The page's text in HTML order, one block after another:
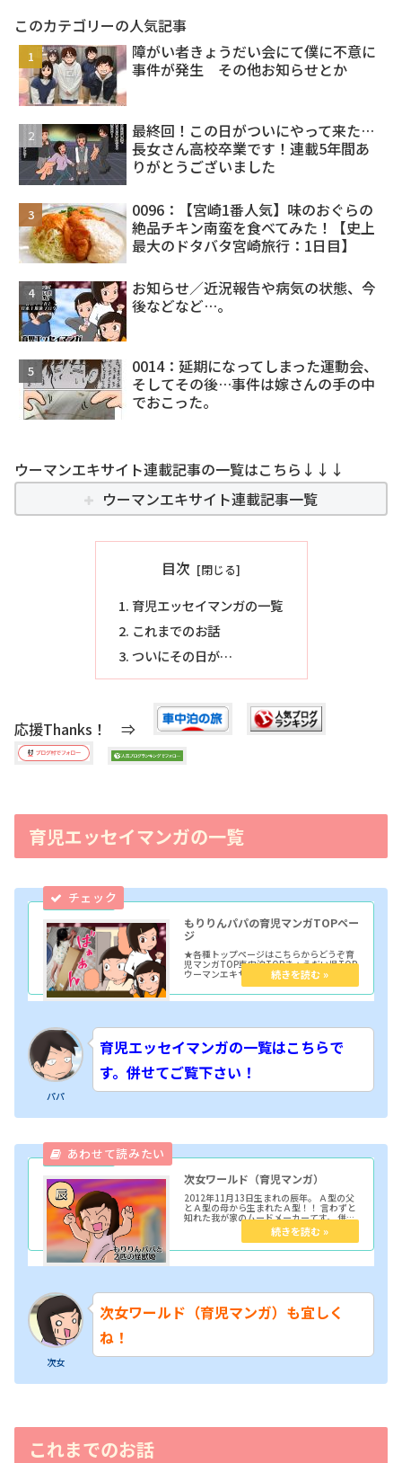
このカテゴリーの人気記事
障がい者きょうだい会にて僕に不意に
事件が発生 その他お知らせとか
最終回！この日がついにやって来た…
長女さん高校卒業です！連載5年間あ
りがとうございました
0096：【宮崎1番人気】味のおぐらの
絶品チキン南蛮を食べてみた！【史上
最大のドタバタ宮崎旅行：1日目】
お知らせ／近況報告や病気の状態、今
後などなど…。
0014：延期になってしまった運動会、
そしてその後…事件は嫁さんの手の中
でおこった。
ウーマンエキサイト連載記事の一覧はこちら↓↓↓
ウーマンエキサイト連載記事一覧
目次
育児エッセイマンガの一覧
これまでのお話
ついにその日が…
応援Thanks！ ⇒
育児エッセイマンガの一覧
もりりんパパの育児マンガTOPペー
ジ
★各種トップページはこちらからどうぞ育
児マンガTOP車中泊TOPきょうだい児TOP
ウーマンエキサイト連載TOP 子育てパパあ
るある？パパ目線の育児マンガです。 思春
期の長女とパワフルな次女を中心に繰り広
げられる、読むと笑えて泣けて前向きに
パパ
育児エッセイマンガの一覧はこちらで
す。 併せてご覧下さい！
次女ワールド（育児マンガ）
2012年11月13日生まれの辰年。 Ａ型の父
とＡ型の母から生まれたＡ型！！ 言わずと
知れた我が家のムードメーカーてす。 併せ
てトラブルメーカーでもあります(ノД`) そ
んな次女さんのカテゴリーです。
次女
次女ワールド（育児マンガ）も宜しく
ね！
これまでのお話